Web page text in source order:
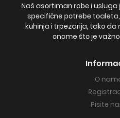
Naš asortiman robe i
specifične potrebe
kuhinja i trpezarija, tako
onome što je
O
Pisite